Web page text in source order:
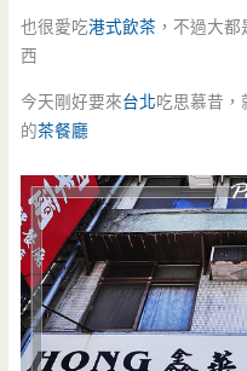
也很愛吃港式飲茶 ，不過大
西
今天剛好要來台北吃思慕昔，
的茶餐廳